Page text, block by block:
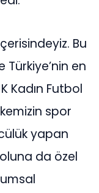
Bu
Türkiye’nin en
Kadın Futbol
spor
yapan
da özel